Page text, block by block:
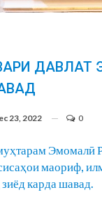
ДАВЛАТ
23, 2022 0
Эмомалӣ
маориф,
карда шавад.